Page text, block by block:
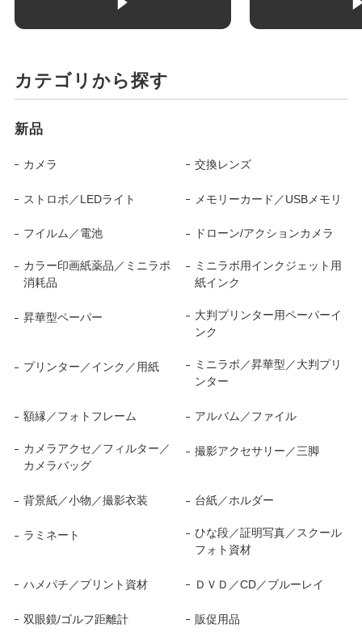
カテゴリから探す
新品
カメラ 交換レンズ
ストロボ／LEDライト メモリーカード／USBメモリ
フイルム／電池 ドローン/アクションカメラ
カラー印画紙薬品／ミニラボ
消耗品
ミニラボ用インクジェット用
紙インク
昇華型ペーパー
大判プリンター用ペーパーイ
ンク
プリンター／インク／用紙
ミニラボ／昇華型／大判プリ
ンター
額縁／フォトフレーム アルバム／ファイル
カメラアクセ／フィルター／
カメラバッグ
撮影アクセサリー／三脚
背景紙／小物／撮影衣装 台紙／ホルダー
ラミネート
ひな段／証明写真／スクール
フォト資材
ハメパチ／プリント資材 ＤＶＤ／CD／ブルーレイ
双眼鏡/ゴルフ距離計 販促用品